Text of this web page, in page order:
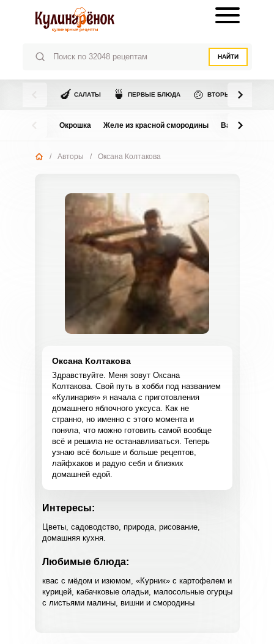
НАЙТИ
🍆 САЛАТЫ 🍵 ПЕРВЫЕ БЛЮДА 🍲 ВТОРЫЕ БЛЮДА
Окрошка Желе из красной смородины Варенье из
/ Авторы / Оксана Колтакова
Оксана Колтакова
Здравствуйте. Меня зовут Оксана
Колтакова. Свой путь в хобби под названием
«Кулинария» я начала с приготовления
домашнего яблочного уксуса. Как не
странно, но именно с этого момента и
поняла, что можно готовить самой вообще
всё и решила не останавливаться. Теперь
узнаю всё больше и больше рецептов,
лайфхаков и радую себя и близких
домашней едой.
Интересы:
Цветы, садоводство, природа, рисование,
домашняя кухня.
Любимые блюда:
квас с мёдом и изюмом, «Курник» с картофелем и
курицей, кабачковые оладьи, малосольные огурцы
с листьями малины, вишни и смородины